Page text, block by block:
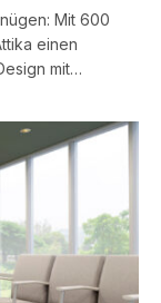
Mit 600
einen
mit…